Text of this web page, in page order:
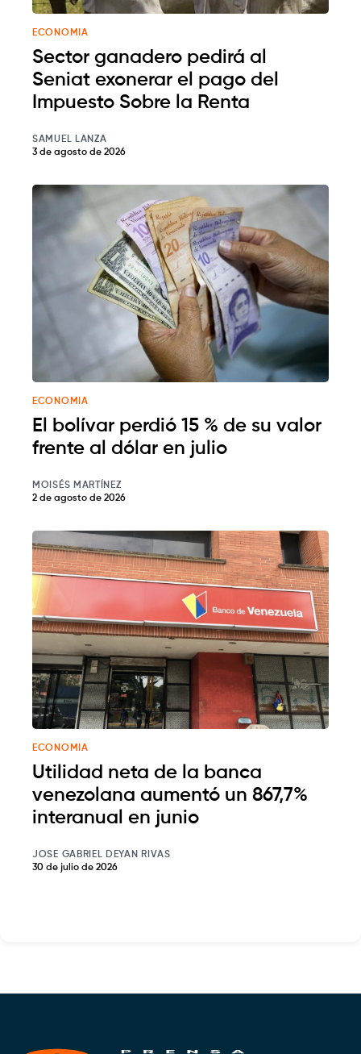
ECONOMIA
Sector ganadero pedirá al
Seniat exonerar el pago del
Impuesto Sobre la Renta
SAMUEL LANZA
3 de agosto de 2026
ECONOMIA
El bolívar perdió 15 % de su valor
frente al dólar en julio
MOISÉS MARTÍNEZ
2 de agosto de 2026
ECONOMIA
Utilidad neta de la banca
venezolana aumentó un 867,7%
interanual en junio
JOSE GABRIEL DEYAN RIVAS
30 de julio de 2026